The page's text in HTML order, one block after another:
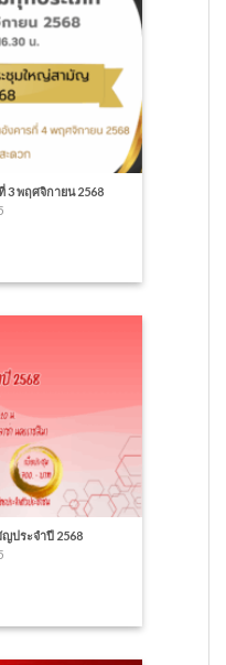
3 พฤศจิกายน 2568
ประจำปี 2568